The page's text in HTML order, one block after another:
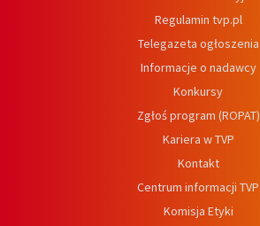
Regulamin tvp.pl
Telegazeta ogłoszenia
Informacje o nadawcy
Konkursy
Zgłoś program (ROPAT)
Kariera w TVP
Kontakt
Centrum informacji TVP
Komisja Etyki